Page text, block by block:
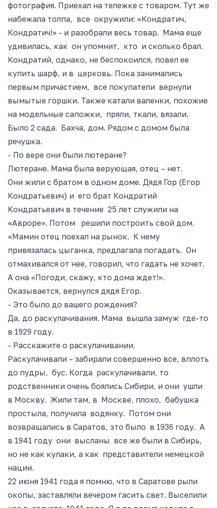
фотография. Приехал на тележке с товаром. Тут же
набежала толпа, все окружили: «Кондратич,
Кондратич!» - и разобрали весь товар. Мама еще
удивилась, как он упомнит, кто и сколько брал.
Кондратий, однако, не беспокоился, повел ее
купить шарф, и в церковь. Пока занимались
первым причастием, все покупатели вернули
вымытые горшки. Также катали валенки, похожие
на модельные сапожки, пряли, ткали, вязали.
Было 2 сада. Бахча, дом. Рядом с домом была
речушка.
- По вере они были лютеране?
Лютеране. Мама была верующая, отец – нет.
Они жили с братом в одном доме. Дядя Гор (Егор
Кондратьевич) и его брат Кондратий
Кондратьевич в течение 25 лет служили на
«Авроре». Потом решили построить свой дом.
«Мамин отец поехал на рынок. К нему
привязалась цыганка, предлагала погадать. Он
отмахивался от нее, говорил, что гадать не хочет.
А она «Погоди, скажу, кто дома ждет!».
Оказывается, вернулся дядя Егор.
- Это было до вашего рождения?
Да, до раскулачивания. Мама вышла замуж где-то
в 1929 году.
- Расскажите о раскулачивании.
Раскулачивали – забирали совершенно все, вплоть
до пудры, бус. Когда раскулачивали, то
родственники очень боялись Сибири, и они ушли
в Москву. Жили там, в Москве, плохо, бабушка
простыла, получила водянку. Потом они
возвращались в Саратов, это было в 1936 году. А
в 1941 году они высланы все же были в Сибирь,
но не как кулаки, а как представители немецкой
нации.
22 июня 1941 года я помню, что в Саратове рыли
окопы, заставляли вечером гасить свет. Выселили